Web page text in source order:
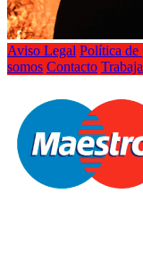
Aviso Legal Política de
somos Contacto